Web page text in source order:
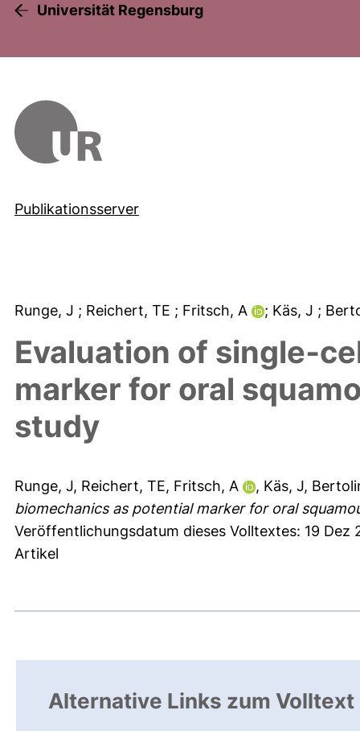
Universität Regensburg
Publikationsserver
Runge, J ; Reichert, TE ; Fritsch, A ; Käs, J ;
Evaluation of
marker for oral
study
Runge, J, Reichert, TE, Fritsch, A , Käs, J,
biomechanics as potential marker for oral
Veröffentlichungsdatum dieses Volltextes: 19 Dez
Artikel
Alternative Links zum Volltext